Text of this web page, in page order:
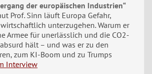
der europäischen Industrien“
Prof. Sinn läuft Europa Gefahr,
unterzugehen. Warum er
Armee für unerlässlich und die CO2-
hält – und was er zu den
zum KI-Boom und zu Trumps
Interview